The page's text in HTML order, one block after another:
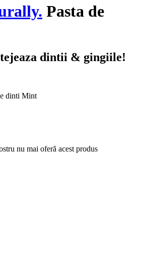
Pasta de
dintii & gingiile!
dinti Mint
nu mai oferă acest produs